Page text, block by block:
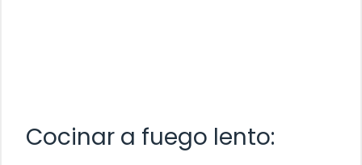
Cocinar a fuego lento: